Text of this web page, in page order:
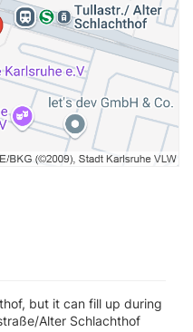
but it can fill up during
Alter Schlachthof